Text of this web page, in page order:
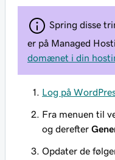
Spring disse
er på Managed
domænet i din
Log på
Fra menuen til
og derefter
Opdater de